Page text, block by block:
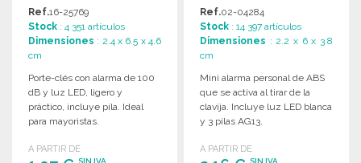
Ref.16-25769
Stock : 4 351 artículos
Dimensiones : 2.4 x 6.5 x 4.6
cm
Porte-clés con alarma de 100
dB y luz LED, ligero y
práctico, incluye pila. Ideal
para mayoristas.
A PARTIR DE
SIN IVA
Ref.02-04284
Stock : 14 397 artículos
Dimensiones : 2.2 x 6 x 3.8
cm
Mini alarma personal de ABS
que se activa al tirar de la
clavija. Incluye luz LED blanca
y 3 pilas AG13.
A PARTIR DE
SIN IVA